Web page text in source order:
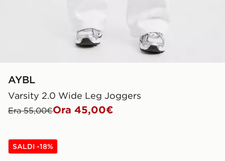
AYBL
Varsity 2.0 Wide Leg Joggers
Era 55,00€Ora 45,00€
SALDI -18%